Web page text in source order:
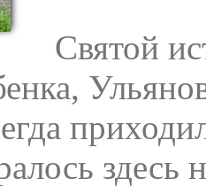
Святой
здесь